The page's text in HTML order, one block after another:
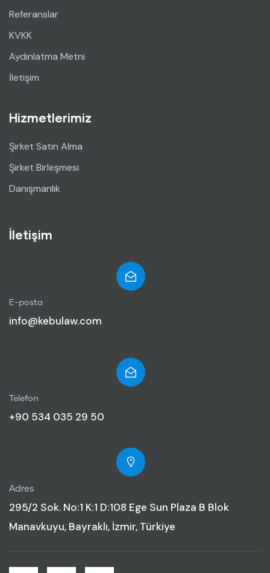
Referanslar
KVKK
Aydınlatma Metni
İletişim
Hizmetlerimiz
Şirket Satın Alma
Şirket Birleşmesi
Danışmanlık
İletişim
E-posta
info@kebulaw.com
Telefon
+90 534 035 29 50
Adres
295/2 Sok. No:1 K:1 D:108 Ege Sun Plaza B Blok
Manavkuyu, Bayraklı, İzmir, Türkiye